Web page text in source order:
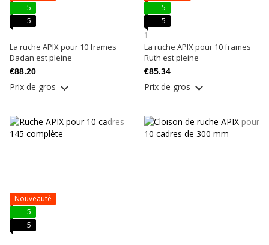
5
5
La ruche APIX pour 10 frames
Dadan est pleine
€88.20
Prix ​​de gros
5
5
1
La ruche APIX pour 10 frames
Ruth est pleine
€85.34
Prix ​​de gros
Nouveauté
5
5